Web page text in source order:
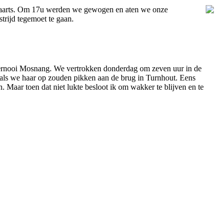
Om 17u werden we gewogen en aten we onze
tegemoet te gaan.
Mosnang. We vertrokken donderdag om zeven uur in de
we haar op zouden pikken aan de brug in Turnhout. Eens
Maar toen dat niet lukte besloot ik om wakker te blijven en te